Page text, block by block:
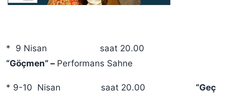
* 9 Nisan saat 20.00
“Göçmen” – Performans Sahne
* 9-10 Nisan saat 20.00 “Geç